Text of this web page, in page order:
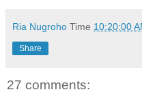
Ria Nugroho Time 10:20:00
Share
27 comments: